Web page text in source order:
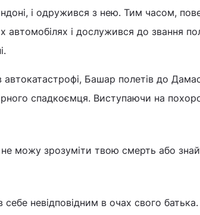
і одружився з нею. Тим часом,
автомобілях і дослужився до звання
автокатастрофі, Башар полетів до
спадкоємця. Виступаючи на
можу зрозуміти твою смерть або
невідповідним в очах свого